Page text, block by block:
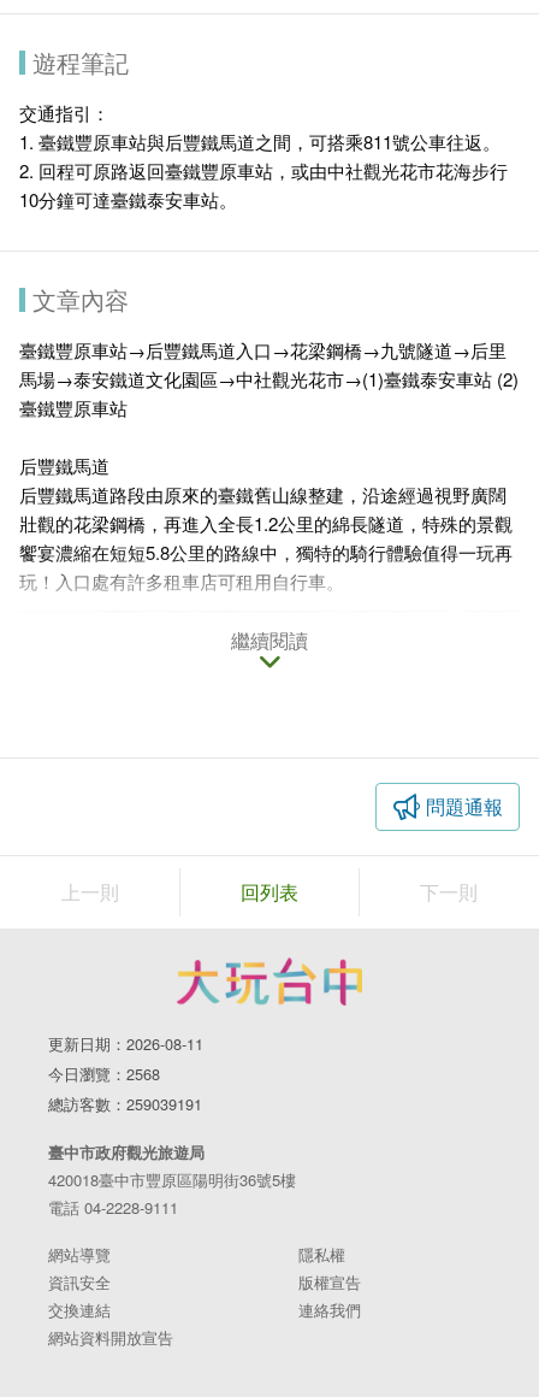
遊程筆記
交通指引：
1. 臺鐵豐原車站與后豐鐵馬道之間，可搭乘811號公車往返。
2. 回程可原路返回臺鐵豐原車站，或由中社觀光花市花海步行
10分鐘可達臺鐵泰安車站。
文章內容
臺鐵豐原車站→后豐鐵馬道入口→花梁鋼橋→九號隧道→后里
馬場→泰安鐵道文化園區→中社觀光花市→(1)臺鐵泰安車站 (2)
臺鐵豐原車站
后豐鐵馬道
后豐鐵馬道路段由原來的臺鐵舊山線整建，沿途經過視野廣闊
壯觀的花梁鋼橋，再進入全長1.2公里的綿長隧道，特殊的景觀
饗宴濃縮在短短5.8公里的路線中，獨特的騎行體驗值得一玩再
玩！入口處有許多租車店可租用自行車。
后豐鐵馬道招牌景致之一的花梁鋼橋，建於1908年，至今已有
百年歷史。即使從遠處觀望，也能感受到橋體的宏大氣勢，騎
過鋼橋，從大甲溪上空橫越時，鐵馬追風的快感更叫人心曠神
怡。
繼續閱讀
問題通報
上一則 回列表 下一則
更新日期：2026-08-11
今日瀏覽：2568
總訪客數：259039191
臺中市政府觀光旅遊局
420018臺中市豐原區陽明街36號5樓
電話 04-2228-9111
網站導覽
隱私權
資訊安全
版權宣告
交換連結
連絡我們
網站資料開放宣告